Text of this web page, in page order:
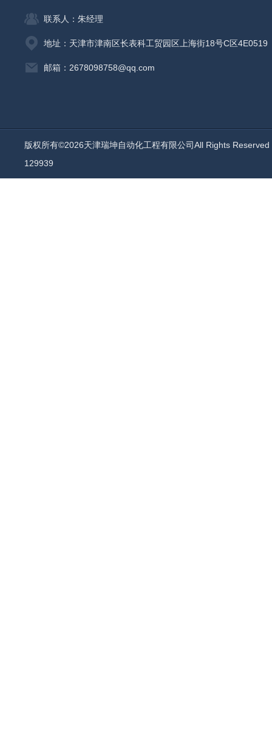
联系人：朱经理
地址：天津市津南区长表科工贸园区上海街18号C区4E0519
邮箱：2678098758@qq.com
版权所有©2026天津瑞坤自动化工程有限公司All Rights
129939